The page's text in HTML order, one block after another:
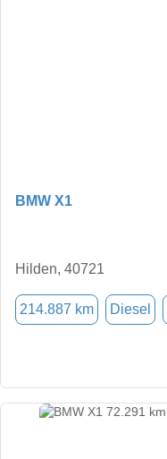
BMW X1
Hilden, 40721
214.887 km Diesel